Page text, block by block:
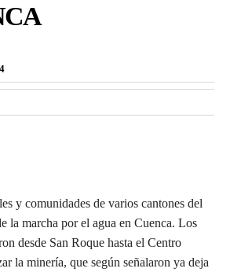
y comunidades de varios cantones del
la marcha por el agua en Cuenca. Los
desde San Roque hasta el Centro
la minería, que según señalaron ya deja